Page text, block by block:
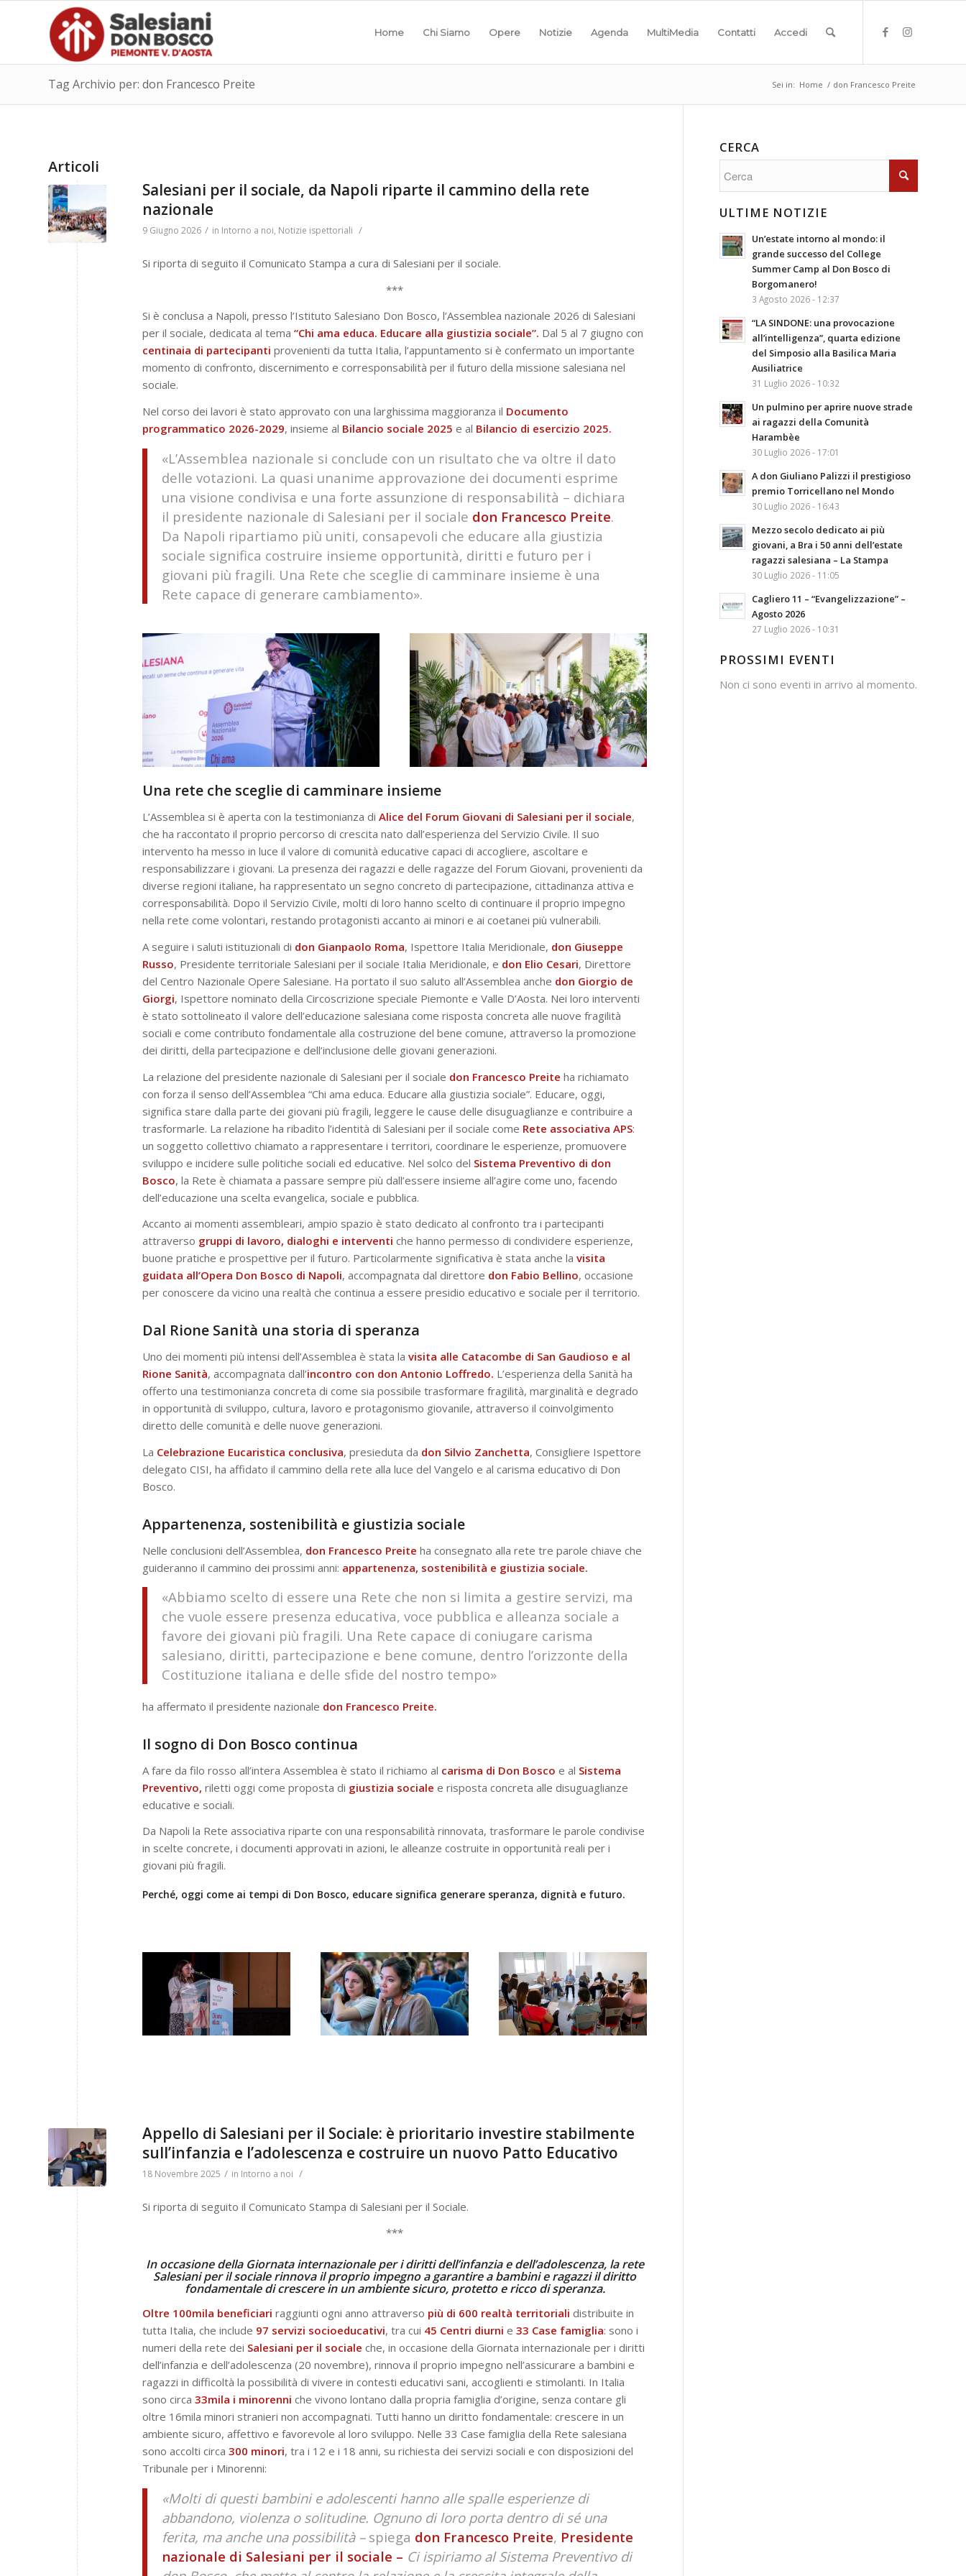
Home Chi Siamo Opere Notizie Agenda MultiMedia Contatti Accedi
Tag Archivio per: don Francesco Preite Sei in: Home / don Francesco Preite
Articoli
Salesiani per il sociale, da Napoli riparte il cammino della rete
nazionale
9 Giugno 2026 / in Intorno a noi, Notizie ispettoriali /
Si riporta di seguito il Comunicato Stampa a cura di Salesiani per il sociale.
***
Si è conclusa a Napoli, presso l’Istituto Salesiano Don Bosco, l’Assemblea nazionale 2026 di Salesiani
per il sociale, dedicata al tema “Chi ama educa. Educare alla giustizia sociale”. Dal 5 al 7 giugno con
centinaia di partecipanti provenienti da tutta Italia, l’appuntamento si è confermato un importante
momento di confronto, discernimento e corresponsabilità per il futuro della missione salesiana nel
sociale.
Nel corso dei lavori è stato approvato con una larghissima maggioranza il Documento
programmatico 2026-2029, insieme al Bilancio sociale 2025 e al Bilancio di esercizio 2025.
«L’Assemblea nazionale si conclude con un risultato che va oltre il dato
delle votazioni. La quasi unanime approvazione dei documenti esprime
una visione condivisa e una forte assunzione di responsabilità – dichiara
il presidente nazionale di Salesiani per il sociale don Francesco Preite.
Da Napoli ripartiamo più uniti, consapevoli che educare alla giustizia
sociale significa costruire insieme opportunità, diritti e futuro per i
giovani più fragili. Una Rete che sceglie di camminare insieme è una
Rete capace di generare cambiamento».
Una rete che sceglie di camminare insieme
L’Assemblea si è aperta con la testimonianza di Alice del Forum Giovani di Salesiani per il sociale,
che ha raccontato il proprio percorso di crescita nato dall’esperienza del Servizio Civile. Il suo
intervento ha messo in luce il valore di comunità educative capaci di accogliere, ascoltare e
responsabilizzare i giovani. La presenza dei ragazzi e delle ragazze del Forum Giovani, provenienti da
diverse regioni italiane, ha rappresentato un segno concreto di partecipazione, cittadinanza attiva e
corresponsabilità. Dopo il Servizio Civile, molti di loro hanno scelto di continuare il proprio impegno
nella rete come volontari, restando protagonisti accanto ai minori e ai coetanei più vulnerabili.
A seguire i saluti istituzionali di don Gianpaolo Roma, Ispettore Italia Meridionale, don Giuseppe
Russo, Presidente territoriale Salesiani per il sociale Italia Meridionale, e don Elio Cesari, Direttore
del Centro Nazionale Opere Salesiane. Ha portato il suo saluto all’Assemblea anche don Giorgio de
Giorgi, Ispettore nominato della Circoscrizione speciale Piemonte e Valle D’Aosta. Nei loro interventi
è stato sottolineato il valore dell’educazione salesiana come risposta concreta alle nuove fragilità
sociali e come contributo fondamentale alla costruzione del bene comune, attraverso la promozione
dei diritti, della partecipazione e dell’inclusione delle giovani generazioni.
La relazione del presidente nazionale di Salesiani per il sociale don Francesco Preite ha richiamato
con forza il senso dell’Assemblea “Chi ama educa. Educare alla giustizia sociale”. Educare, oggi,
significa stare dalla parte dei giovani più fragili, leggere le cause delle disuguaglianze e contribuire a
trasformarle. La relazione ha ribadito l’identità di Salesiani per il sociale come Rete associativa APS:
un soggetto collettivo chiamato a rappresentare i territori, coordinare le esperienze, promuovere
sviluppo e incidere sulle politiche sociali ed educative. Nel solco del Sistema Preventivo di don
Bosco, la Rete è chiamata a passare sempre più dall’essere insieme all’agire come uno, facendo
dell’educazione una scelta evangelica, sociale e pubblica.
Accanto ai momenti assembleari, ampio spazio è stato dedicato al confronto tra i partecipanti
attraverso gruppi di lavoro, dialoghi e interventi che hanno permesso di condividere esperienze,
buone pratiche e prospettive per il futuro. Particolarmente significativa è stata anche la visita
guidata all’Opera Don Bosco di Napoli, accompagnata dal direttore don Fabio Bellino, occasione
per conoscere da vicino una realtà che continua a essere presidio educativo e sociale per il territorio.
Dal Rione Sanità una storia di speranza
Uno dei momenti più intensi dell’Assemblea è stata la visita alle Catacombe di San Gaudioso e al
Rione Sanità, accompagnata dall’incontro con don Antonio Loffredo. L’esperienza della Sanità ha
offerto una testimonianza concreta di come sia possibile trasformare fragilità, marginalità e degrado
in opportunità di sviluppo, cultura, lavoro e protagonismo giovanile, attraverso il coinvolgimento
diretto delle comunità e delle nuove generazioni.
La Celebrazione Eucaristica conclusiva, presieduta da don Silvio Zanchetta, Consigliere Ispettore
delegato CISI, ha affidato il cammino della rete alla luce del Vangelo e al carisma educativo di Don
Bosco.
Appartenenza, sostenibilità e giustizia sociale
Nelle conclusioni dell’Assemblea, don Francesco Preite ha consegnato alla rete tre parole chiave che
guideranno il cammino dei prossimi anni: appartenenza, sostenibilità e giustizia sociale.
«Abbiamo scelto di essere una Rete che non si limita a gestire servizi, ma
che vuole essere presenza educativa, voce pubblica e alleanza sociale a
favore dei giovani più fragili. Una Rete capace di coniugare carisma
salesiano, diritti, partecipazione e bene comune, dentro l’orizzonte della
Costituzione italiana e delle sfide del nostro tempo»
ha affermato il presidente nazionale don Francesco Preite.
Il sogno di Don Bosco continua
A fare da filo rosso all’intera Assemblea è stato il richiamo al carisma di Don Bosco e al Sistema
Preventivo, riletti oggi come proposta di giustizia sociale e risposta concreta alle disuguaglianze
educative e sociali.
Da Napoli la Rete associativa riparte con una responsabilità rinnovata, trasformare le parole condivise
in scelte concrete, i documenti approvati in azioni, le alleanze costruite in opportunità reali per i
giovani più fragili.
Perché, oggi come ai tempi di Don Bosco, educare significa generare speranza, dignità e futuro.
Appello di Salesiani per il Sociale: è prioritario investire stabilmente
sull’infanzia e l’adolescenza e costruire un nuovo Patto Educativo
18 Novembre 2025 / in Intorno a noi /
Si riporta di seguito il Comunicato Stampa di Salesiani per il Sociale.
***
In occasione della Giornata internazionale per i diritti dell’infanzia e dell’adolescenza, la rete
Salesiani per il sociale rinnova il proprio impegno a garantire a bambini e ragazzi il diritto
fondamentale di crescere in un ambiente sicuro, protetto e ricco di speranza.
Oltre 100mila beneficiari raggiunti ogni anno attraverso più di 600 realtà territoriali distribuite in
tutta Italia, che include 97 servizi socioeducativi, tra cui 45 Centri diurni e 33 Case famiglia: sono i
numeri della rete dei Salesiani per il sociale che, in occasione della Giornata internazionale per i diritti
dell’infanzia e dell’adolescenza (20 novembre), rinnova il proprio impegno nell’assicurare a bambini e
ragazzi in difficoltà la possibilità di vivere in contesti educativi sani, accoglienti e stimolanti. In Italia
sono circa 33mila i minorenni che vivono lontano dalla propria famiglia d’origine, senza contare gli
oltre 16mila minori stranieri non accompagnati. Tutti hanno un diritto fondamentale: crescere in un
ambiente sicuro, affettivo e favorevole al loro sviluppo. Nelle 33 Case famiglia della Rete salesiana
sono accolti circa 300 minori, tra i 12 e i 18 anni, su richiesta dei servizi sociali e con disposizioni del
Tribunale per i Minorenni:
«Molti di questi bambini e adolescenti hanno alle spalle esperienze di
abbandono, violenza o solitudine. Ognuno di loro porta dentro di sé una
ferita, ma anche una possibilità – spiega don Francesco Preite, Presidente
nazionale di Salesiani per il sociale – Ci ispiriamo al Sistema Preventivo di
CERCA
ULTIME NOTIZIE
Un’estate intorno al mondo: il
grande successo del College
Summer Camp al Don Bosco di
Borgomanero!
3 Agosto 2026 - 12:37
“LA SINDONE: una provocazione
all’intelligenza”, quarta edizione
del Simposio alla Basilica Maria
Ausiliatrice
31 Luglio 2026 - 10:32
Un pulmino per aprire nuove strade
ai ragazzi della Comunità
Harambèe
30 Luglio 2026 - 17:01
A don Giuliano Palizzi il prestigioso
premio Torricellano nel Mondo
30 Luglio 2026 - 16:43
Mezzo secolo dedicato ai più
giovani, a Bra i 50 anni dell’estate
ragazzi salesiana – La Stampa
30 Luglio 2026 - 11:05
Cagliero 11 – “Evangelizzazione” –
Agosto 2026
27 Luglio 2026 - 10:31
PROSSIMI EVENTI
Non ci sono eventi in arrivo al momento.